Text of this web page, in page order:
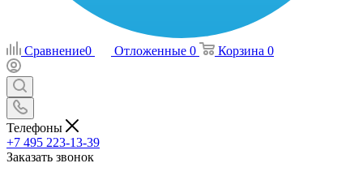
Сравнение0 Отложенные 0 Корзина 0
Телефоны
+7 495 223-13-39
Заказать звонок